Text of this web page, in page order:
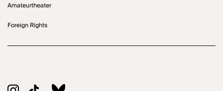
Amateurtheater
Foreign Rights